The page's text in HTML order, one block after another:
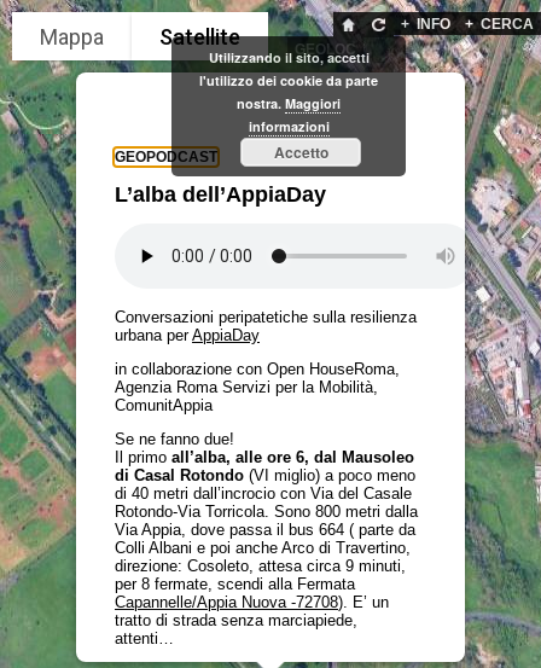
+CERCA
+INFO
GEOLOC
Utilizzando il sito, accetti
l'utilizzo dei cookie da parte
nostra. Maggiori
informazioni
Accetto